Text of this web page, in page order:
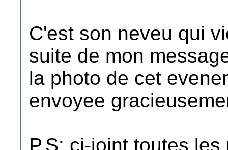
C'est son neveu qui
suite de mon
la photo de cet
envoyee
P.S: ci-joint toutes